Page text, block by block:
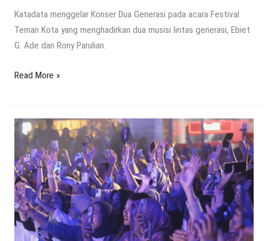
Katadata menggelar Konser Dua Generasi pada acara Festival
Teman Kota yang menghadirkan dua musisi lintas generasi, Ebiet
G. Ade dan Rony Parulian.
Read More »
Kala
Ebiet
G
Ade
dan
Rony
Parulian
Menyatukan